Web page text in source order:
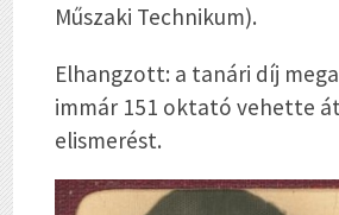
Műszaki Technikum).
Elhangzott: a tanári díj
immár 151 oktató vehette
elismerést.